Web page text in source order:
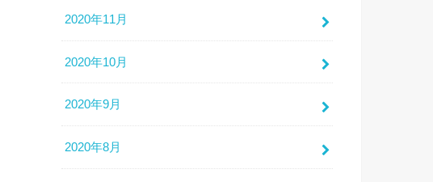
2020年11月
2020年10月
2020年9月
2020年8月